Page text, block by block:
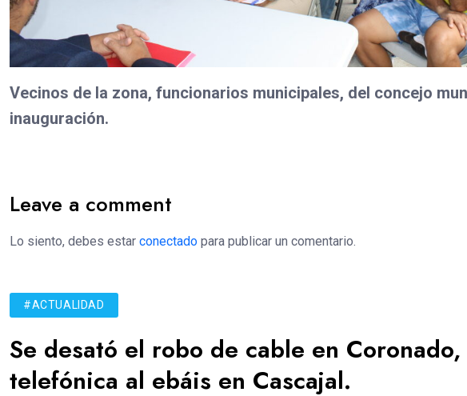
Vecinos de la zona, funcionarios municipales, del concejo
inauguración.
Leave a comment
Lo siento, debes estar conectado para publicar un comentario.
#ACTUALIDAD
Se desató el robo de cable en
telefónica al ebáis en Cascajal.